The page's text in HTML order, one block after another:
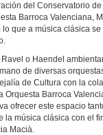
del Conservatorio
Barroca Valenciana,
que a música clásica
o Haendel
de diversas
de Cultura con la
Orquesta Barroca
ofrecer este espacio
música clásica con el
Macià.